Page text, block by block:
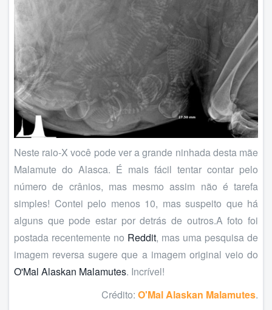
Neste raio-X você pode ver a grande ninhada desta mãe
Malamute do Alasca. É mais fácil tentar contar pelo
número de crânios, mas mesmo assim não é tarefa
simples! Contei pelo menos 10, mas suspeito que há
alguns que pode estar por detrás de outros.A foto foi
postada recentemente no Reddit, mas uma pesquisa de
imagem reversa sugere que a imagem original veio do
O'Mal Alaskan Malamutes. Incrível!
Crédito: O'Mal Alaskan Malamutes.